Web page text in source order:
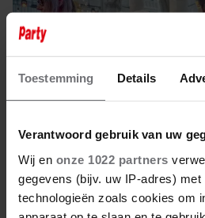
Toestemming Details
Verantwoord gebruik van uw
Wij en onze 1022 partners
gegevens (bijv. uw IP-adres) met
technologieën zoals cookies om
7 februari 2025